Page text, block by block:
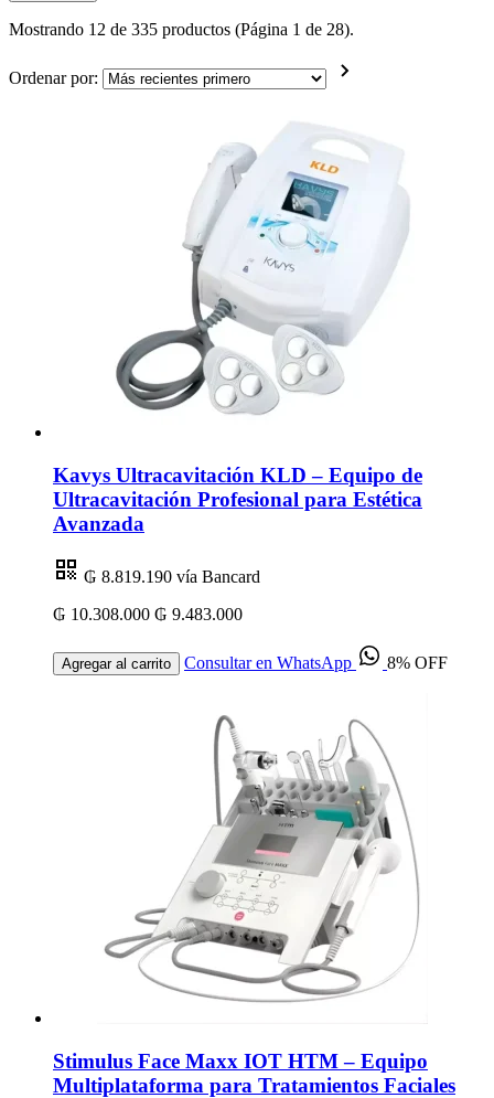
Mostrando 12 de 335 productos (Página 1 de 28).
Ordenar por:
Kavys Ultracavitación KLD – Equipo de
Ultracavitación Profesional para Estética
Avanzada
₲ 8.819.190 vía Bancard
₲ 10.308.000 ₲ 9.483.000
Agregar al carrito Consultar en WhatsApp 8% OFF
Stimulus Face Maxx IOT HTM – Equipo
Multiplataforma para Tratamientos Faciales